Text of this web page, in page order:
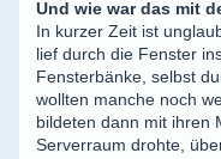
Und wie war das mit
In kurzer Zeit ist
lief durch die Fenster
Fensterbänke, selbst
wollten manche noch
bildeten dann mit ihren
Serverraum drohte,